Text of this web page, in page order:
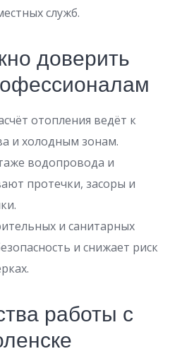
служб.
доверить
отопления ведёт к
и холодным зонам.
водопровода и
протечки, засоры и
и санитарных
и снижает риск
работы с